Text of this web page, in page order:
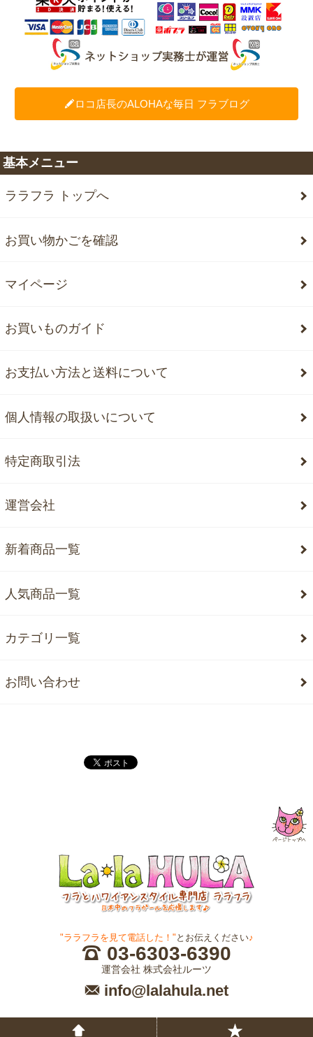
ロコ店長のALOHAな毎日 フラブログ
基本メニュー
ララフラ トップへ
お買い物かごを確認
マイページ
お買いものガイド
お支払い方法と送料について
個人情報の取扱いについて
特定商取引法
運営会社
新着商品一覧
人気商品一覧
カテゴリ一覧
お問い合わせ
"ララフラを見て電話した！" とお伝えください♪
03-6303-6390
運営会社 株式会社ルーツ
info@lalahula.net